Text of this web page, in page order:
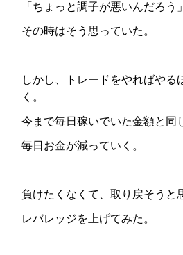
「ちょっと調子が悪いんだろう」
その時はそう思っていた。
しかし、トレードをやればやる
く。
今まで毎日稼いでいた金額と同
毎日お金が減っていく。
負けたくなくて、取り戻そうと
レバレッジを上げてみた。